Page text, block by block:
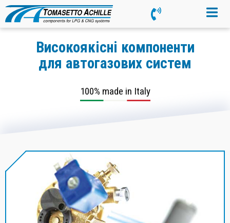
Високоякісні компоненти
для автогазових систем
100% made in Italy